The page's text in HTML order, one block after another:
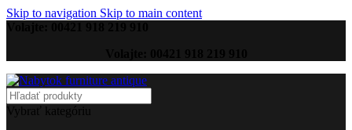
Skip to navigation Skip to main content
Vybrať kategóriu